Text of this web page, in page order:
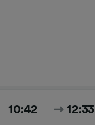
10:42 12:33